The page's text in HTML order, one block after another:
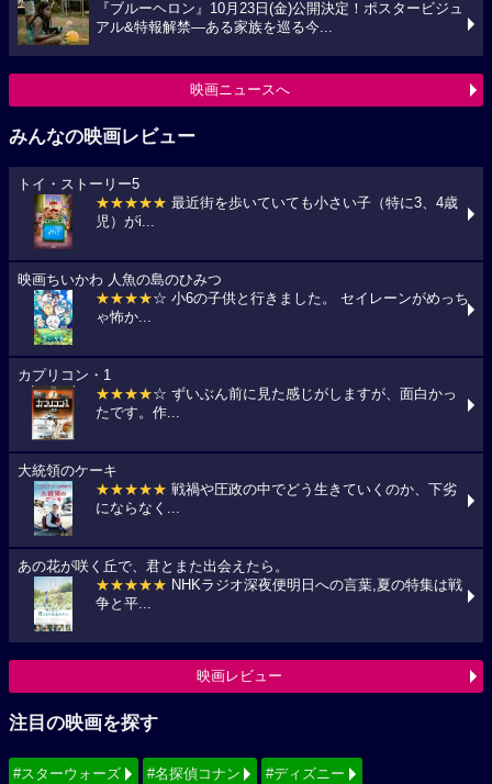
『ブルーヘロン』10月23日(金)公開決定！ポスタービジュ
アル&特報解禁―ある家族を巡る今...
映画ニュースへ
みんなの映画レビュー
トイ・ストーリー5
★★★★★ 最近街を歩いていても小さい子（特に3、4歳
児）がi...
映画ちいかわ 人魚の島のひみつ
★★★★☆ 小6の子供と行きました。 セイレーンがめっち
ゃ怖か...
カプリコン・1
★★★★☆ ずいぶん前に見た感じがしますが、面白かっ
たです。作...
大統領のケーキ
★★★★★ 戦禍や圧政の中でどう生きていくのか、下劣
にならなく...
あの花が咲く丘で、君とまた出会えたら。
★★★★★ NHKラジオ深夜便明日への言葉,夏の特集は戦
争と平...
映画レビュー
注目の映画を探す
#スターウォーズ #名探偵コナン #ディズニー